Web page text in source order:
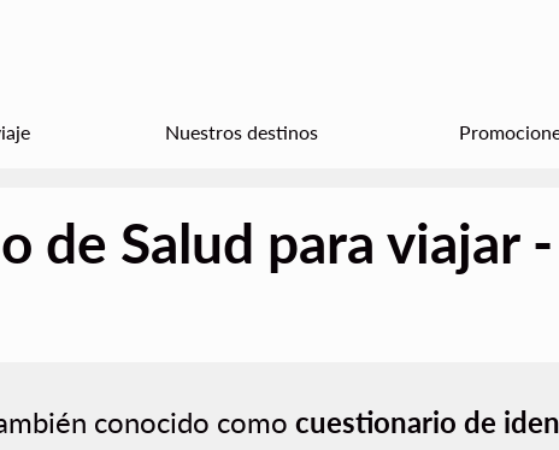
Nuestros destinos
de Salud para viajar
conocido como cuestionario de